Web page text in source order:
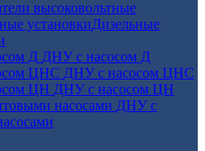
высоковольтные
Дизельные
ДНУ с насосом Д
ДНУ с насосом ЦНС
ДНУ с насосом ЦН
ДНУ с